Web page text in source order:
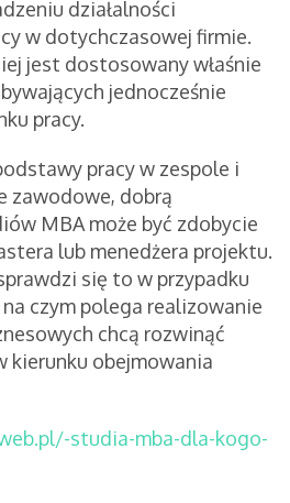
działalności
w dotychczasowej firmie.
jest dostosowany właśnie
jednocześnie
pracy.
pracy w zespole i
zawodowe, dobrą
MBA może być zdobycie
lub menedżera projektu.
się to w przypadku
czym polega realizowanie
chcą rozwinąć
kierunku obejmowania
studia-mba-dla-kogo-